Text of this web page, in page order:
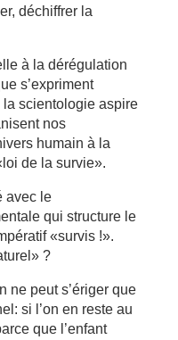
déchiffrer la
à la dérégulation
s’expriment
la scientologie aspire
nos
humain à la
de la survie».
avec le
qui structure le
«survis !».
?
ne peut s’ériger que
si l’on en reste au
que l’enfant